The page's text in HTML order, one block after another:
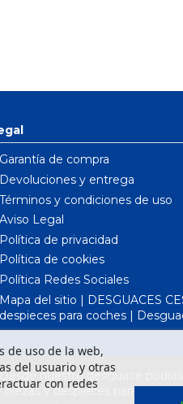
Garantía de compra
Devoluciones y entrega
Términos y condiciones de uso
Aviso Legal
Política de privacidad
Política de cookies
Política Redes Sociales
Mapa del sitio | DESGUACES
despieces para coches |
de uso de la web,
del usuario y otras
con redes
nuestro desguace
y despieces para todas